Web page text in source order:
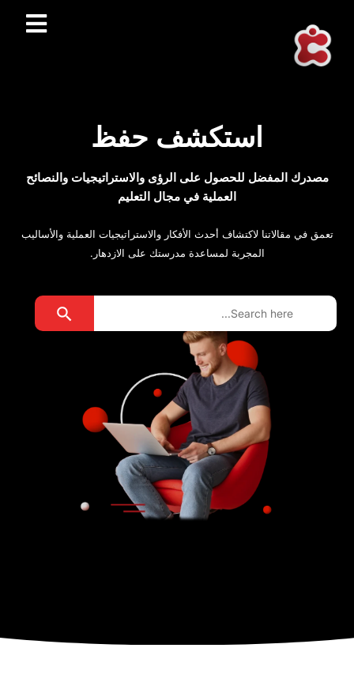
استكشف حفظ
مصدرك المفضل للحصول على الرؤى والاستراتيجيات والنصائح
العملية في مجال التعليم
تعمق في مقالاتنا لاكتشاف أحدث الأفكار والاستراتيجيات العملية والأساليب
المجربة لمساعدة مدرستك على الازدهار.
Search
Search Button